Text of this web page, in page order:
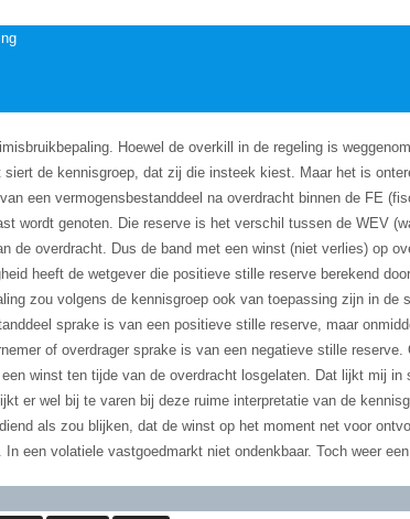
Hoewel de overkill in de regeling is
de kennisgroep, dat zij die insteek kiest. Maar het is
een vermogensbestanddeel na overdracht binnen de FE
wordt genoten. Die reserve is het verschil tussen de WEV
de overdracht. Dus de band met een winst (niet verlies) op
heeft de wetgever die positieve stille reserve berekend
zou volgens de kennisgroep ook van toepassing zijn in
sprake is van een positieve stille reserve, maar
of overdrager sprake is van een negatieve stille
winst ten tijde van de overdracht losgelaten. Dat lijkt mij
er wel bij te varen bij deze ruime interpretatie van de
als zou blijken, dat de winst op het moment net voor
een volatiele vastgoedmarkt niet ondenkbaar. Toch weer